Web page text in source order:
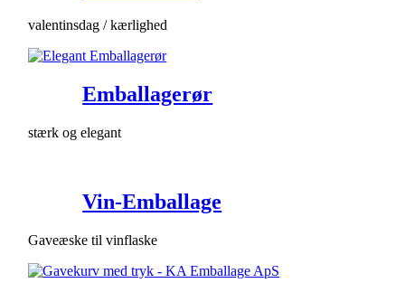
valentinsdag / kærlighed
Emballagerør
stærk og elegant
Vin-Emballage
Gaveæske til vinflaske